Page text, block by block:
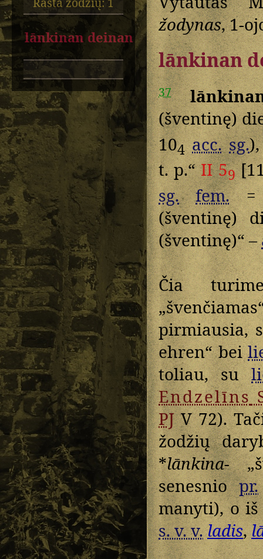
lānkinan deinan
žodynas, 1-
lānkinan
37
(šventinę)
104 acc. sg.
t. p.“II 59
sg.
fem.
(šventinę)
(šventinę)“ –
Čia
pirmiausia,
ehren“ bei
toliau, su
Endzelīns
PJV 72).
žodžių
*lānkina-
senesniopr.
manyti), o
s. v. v.ladis,